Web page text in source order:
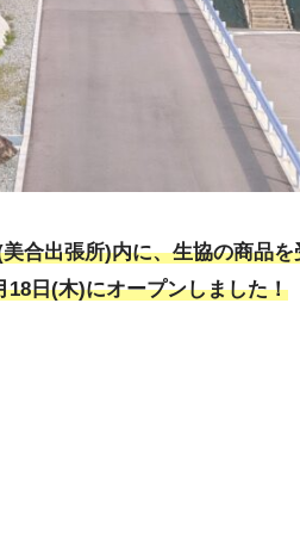
合出張所)内に、生協の商品
18日(木)にオープンしました！